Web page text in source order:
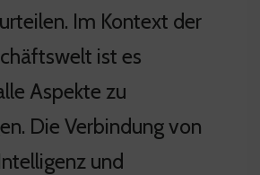
Im Kontext der
ist es
Aspekte zu
Die Verbindung von
und